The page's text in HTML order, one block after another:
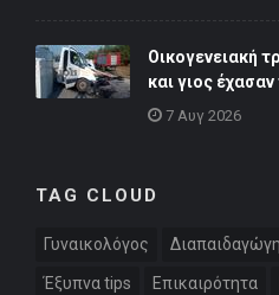
Οικογενειακή
και γιος
7 Αυγ 2026
TAG CLOUD
Γυναικολόγος
Έξυπνα tips Επικαιρότητα